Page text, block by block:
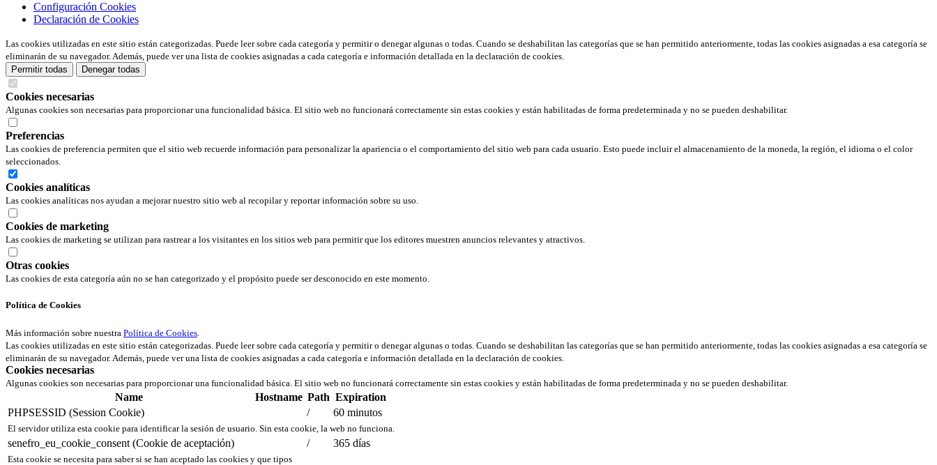
Configuración Cookies
Declaración de Cookies
Las cookies utilizadas en este sitio están categorizadas. Puede leer sobre cada categoría y permitir o denegar algunas o todas. Cuando se deshabilitan las categorías que se han permitido anteriormente, todas las cookies asignadas a esa categoría se
eliminarán de su navegador. Además, puede ver una lista de cookies asignadas a cada categoría e información detallada en la declaración de cookies.
Permitir todas
Denegar todas
Cookies necesarias
Algunas cookies son necesarias para proporcionar una funcionalidad básica. El sitio web no funcionará correctamente sin estas cookies y están habilitadas de forma predeterminada y no se pueden deshabilitar.
Preferencias
Las cookies de preferencia permiten que el sitio web recuerde información para personalizar la apariencia o el comportamiento del sitio web para cada usuario. Esto puede incluir el almacenamiento de la moneda, la región, el idioma o el color
seleccionados.
Cookies analíticas
Las cookies analíticas nos ayudan a mejorar nuestro sitio web al recopilar y reportar información sobre su uso.
Cookies de marketing
Las cookies de marketing se utilizan para rastrear a los visitantes en los sitios web para permitir que los editores muestren anuncios relevantes y atractivos.
Otras cookies
Las cookies de esta categoría aún no se han categorizado y el propósito puede ser desconocido en este momento.
Política de Cookies
Más información sobre nuestra Política de Cookies.
Las cookies utilizadas en este sitio están categorizadas. Puede leer sobre cada categoría y permitir o denegar algunas o todas. Cuando se deshabilitan las categorías que se han permitido anteriormente, todas las cookies asignadas a esa categoría se
eliminarán de su navegador. Además, puede ver una lista de cookies asignadas a cada categoría e información detallada en la declaración de cookies.
Cookies necesarias
Algunas cookies son necesarias para proporcionar una funcionalidad básica. El sitio web no funcionará correctamente sin estas cookies y están habilitadas de forma predeterminada y no se pueden deshabilitar.
Name Hostname Path Expiration
PHPSESSID (Session Cookie)
/ 60 minutos
El servidor utiliza esta cookie para identificar la sesión de usuario. Sin esta cookie, la web no funciona.
senefro_eu_cookie_consent (Cookie de aceptación) / 365 días
Esta cookie se necesita para saber si se han aceptado las cookies y que tipos